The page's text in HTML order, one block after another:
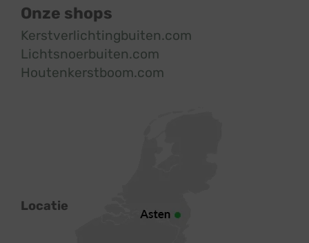
Onze shops
Kerstverlichtingbuiten.com
Lichtsnoerbuiten.com
Houtenkerstboom.com
Locatie